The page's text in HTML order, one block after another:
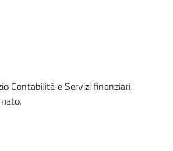
Contabilità e Servizi finanziari,